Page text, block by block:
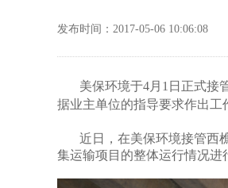
发布时间：2017-05-06 10:06:08
美保环境于4月1日正式接
据业主单位的指导要求作出工
近日，在美保环境接管西樵
集运输项目的整体运行情况进